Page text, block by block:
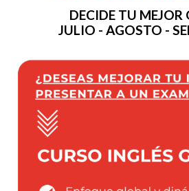
DECIDE TU MEJOR
JULIO - AGOSTO -